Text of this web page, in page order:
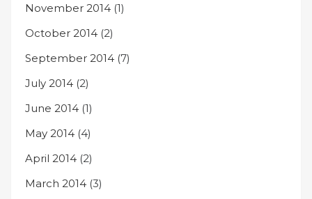
November 2014 (1)
October 2014 (2)
September 2014 (7)
July 2014 (2)
June 2014 (1)
May 2014 (4)
April 2014 (2)
March 2014 (3)